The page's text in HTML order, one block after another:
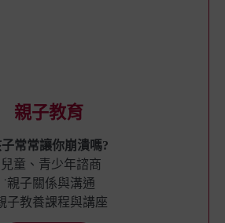
親子教育
常常讓你崩潰嗎?
兒童、青少年諮商
˙親子關係與溝通
子教養課程與講座